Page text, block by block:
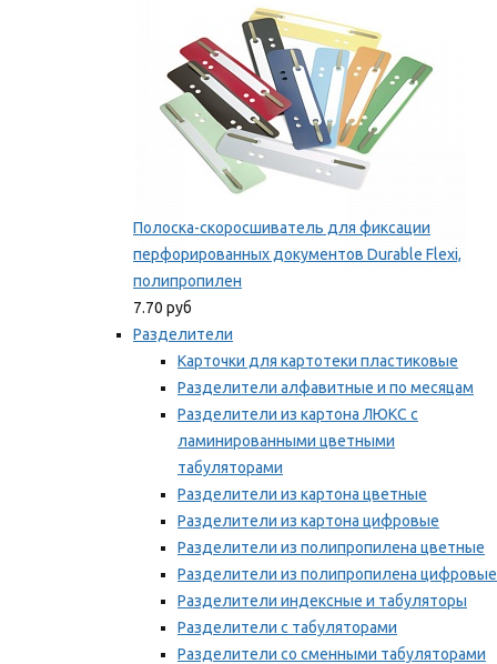
Полоска-скоросшиватель для фиксации
перфорированных документов Durable Flexi,
полипропилен
7.70 руб
Разделители
Карточки для картотеки пластиковые
Разделители алфавитные и по месяцам
Разделители из картона ЛЮКС с
ламинированными цветными
табуляторами
Разделители из картона цветные
Разделители из картона цифровые
Разделители из полипропилена цветные
Разделители из полипропилена цифровые
Разделители индексные и табуляторы
Разделители с табуляторами
Разделители со сменными табуляторами